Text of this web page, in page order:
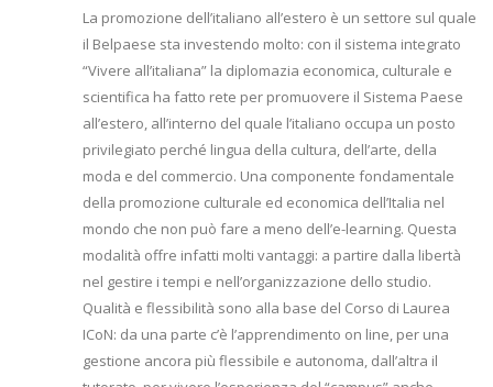
La promozione dell’italiano all’estero è un settore sul quale
il Belpaese sta investendo molto: con il sistema integrato
“Vivere all’italiana” la diplomazia economica, culturale e
scientifica ha fatto rete per promuovere il Sistema Paese
all’estero, all’interno del quale l’italiano occupa un posto
privilegiato perché lingua della cultura, dell’arte, della
moda e del commercio. Una componente fondamentale
della promozione culturale ed economica dell’Italia nel
mondo che non può fare a meno dell’e-learning. Questa
modalità offre infatti molti vantaggi: a partire dalla libertà
nel gestire i tempi e nell’organizzazione dello studio.
Qualità e flessibilità sono alla base del Corso di Laurea
ICoN: da una parte c’è l’apprendimento on line, per una
gestione ancora più flessibile e autonoma, dall’altra il